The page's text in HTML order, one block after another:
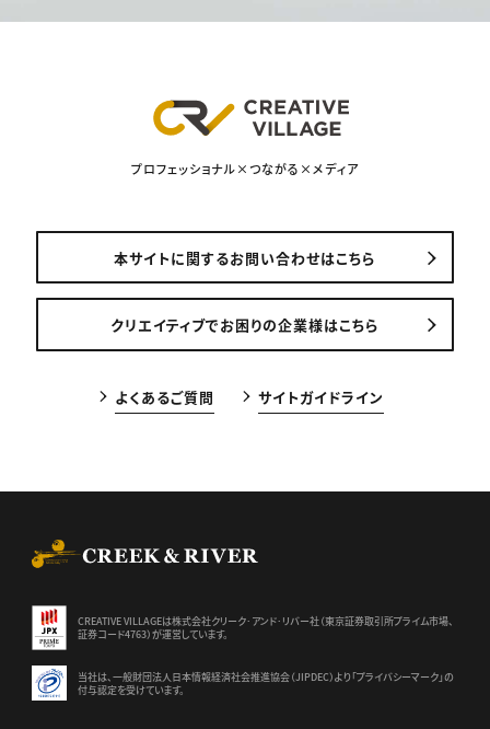
プロフェッショナル×つながる×メディア
本サイトに関するお問い合わせはこちら
クリエイティブでお困りの企業様はこちら
よくあるご質問 サイトガイドライン
CREATIVE VILLAGEは株式会社クリーク･アンド･リバー社（東京証券取引所プライム市場、
証券コード4763）が運営しています。
当社は、一般財団法人日本情報経済社会推進協会（JIPDEC）より 「プライバシーマーク」の
付与認定を受けています。